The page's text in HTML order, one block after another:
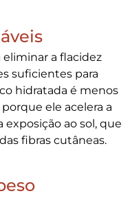
eliminar a flacidez
suficientes para
hidratada é menos
ele acelera a
exposição ao sol, que
fibras cutâneas.